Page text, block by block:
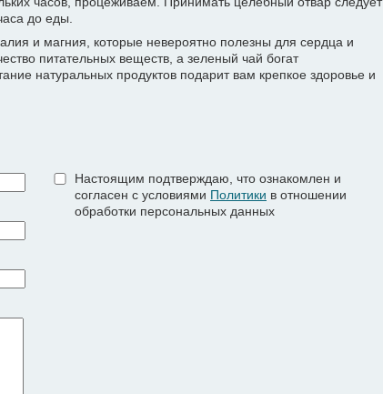
до еды.
и магния, которые невероятно полезны для сердца и
питательных веществ, а зеленый чай богат
натуральных продуктов подарит вам крепкое здоровье и
Настоящим подтверждаю, что ознакомлен и
согласен с условиями Политики в отношении
обработки персональных данных